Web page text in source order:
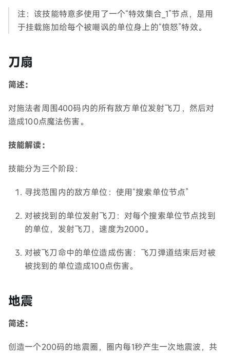
注：该技能特意多使用了一个“特效集合_1”节点，是用
于挂载施加给每个被嘲讽的单位身上的“愤怒”特效。
刀扇
简述：
对施法者周围400码内的所有敌方单位发射飞刀，然后对
造成100点魔法伤害。
技能解读：
技能分为三个阶段：
寻找范围内的敌方单位：使用“搜索单位节点”
对被找到的单位发射飞刀：对每个搜索单位节点找到
的单位，发射飞刀，速度为2000。
对被飞刀命中的单位造成伤害：飞刀弹道结束后对被
被找到的单位造成100点伤害。
地震
简述：
创造一个200码的地震圈，圈内每1秒产生一次地震波，共